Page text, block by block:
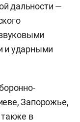
дальности —
и ударными
Запорожье,
в